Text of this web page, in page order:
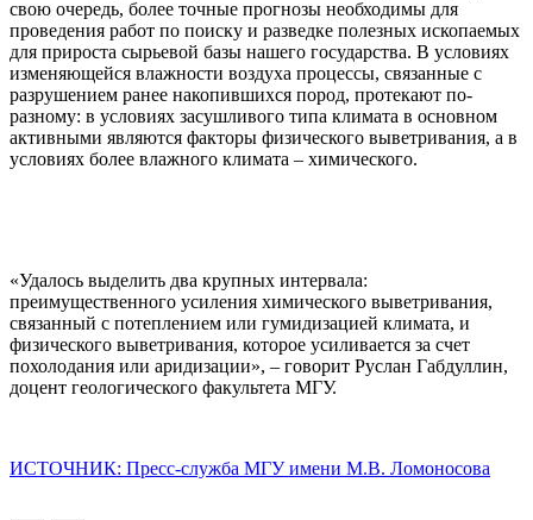
свою очередь, более точные прогнозы необходимы для
проведения работ по поиску и разведке полезных ископаемых
для прироста сырьевой базы нашего государства. В условиях
изменяющейся влажности воздуха процессы, связанные с
разрушением ранее накопившихся пород, протекают по-
разному: в условиях засушливого типа климата в основном
активными являются факторы физического выветривания, а в
условиях более влажного климата – химического.
«Удалось выделить два крупных интервала:
преимущественного усиления химического выветривания,
связанный с потеплением или гумидизацией климата, и
физического выветривания, которое усиливается за счет
похолодания или аридизации», – говорит Руслан Габдуллин,
доцент геологического факультета МГУ.
ИСТОЧНИК: Пресс-служба МГУ имени М.В. Ломоносова